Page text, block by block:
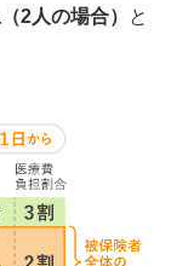
2人の場合）
と